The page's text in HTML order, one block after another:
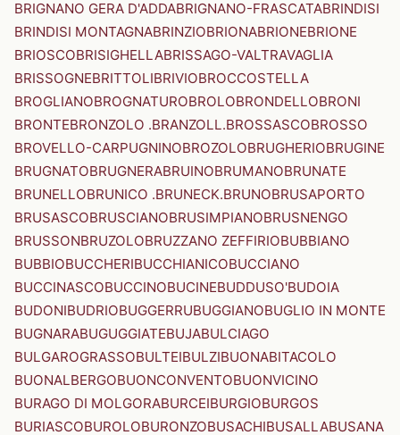
BRIGNANO GERA D'ADDABRIGNANO-FRASCATABRINDISI
BRINDISI MONTAGNABRINZIOBRIONABRIONEBRIONE
BRIOSCOBRISIGHELLABRISSAGO-VALTRAVAGLIA
BRISSOGNEBRITTOLIBRIVIOBROCCOSTELLA
BROGLIANOBROGNATUROBROLOBRONDELLOBRONI
BRONTEBRONZOLO .BRANZOLL.BROSSASCOBROSSO
BROVELLO-CARPUGNINOBROZOLOBRUGHERIOBRUGINE
BRUGNATOBRUGNERABRUINOBRUMANOBRUNATE
BRUNELLOBRUNICO .BRUNECK.BRUNOBRUSAPORTO
BRUSASCOBRUSCIANOBRUSIMPIANOBRUSNENGO
BRUSSONBRUZOLOBRUZZANO ZEFFIRIOBUBBIANO
BUBBIOBUCCHERIBUCCHIANICOBUCCIANO
BUCCINASCOBUCCINOBUCINEBUDDUSO'BUDOIA
BUDONIBUDRIOBUGGERRUBUGGIANOBUGLIO IN MONTE
BUGNARABUGUGGIATEBUJABULCIAGO
BULGAROGRASSOBULTEIBULZIBUONABITACOLO
BUONALBERGOBUONCONVENTOBUONVICINO
BURAGO DI MOLGORABURCEIBURGIOBURGOS
BURIASCOBUROLOBURONZOBUSACHIBUSALLABUSANA